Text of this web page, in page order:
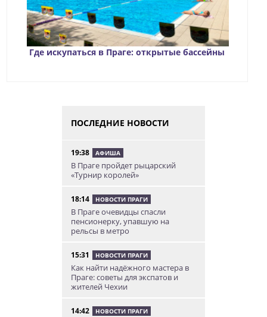
Где искупаться в Праге: открытые бассейны
ПОСЛЕДНИЕ НОВОСТИ
19:38 АФИША
В Праге пройдет рыцарский
«Турнир королей»
18:14 НОВОСТИ ПРАГИ
В Праге очевидцы спасли
пенсионерку, упавшую на
рельсы в метро
15:31 НОВОСТИ ПРАГИ
Как найти надёжного мастера в
Праге: советы для экспатов и
жителей Чехии
14:42 НОВОСТИ ПРАГИ